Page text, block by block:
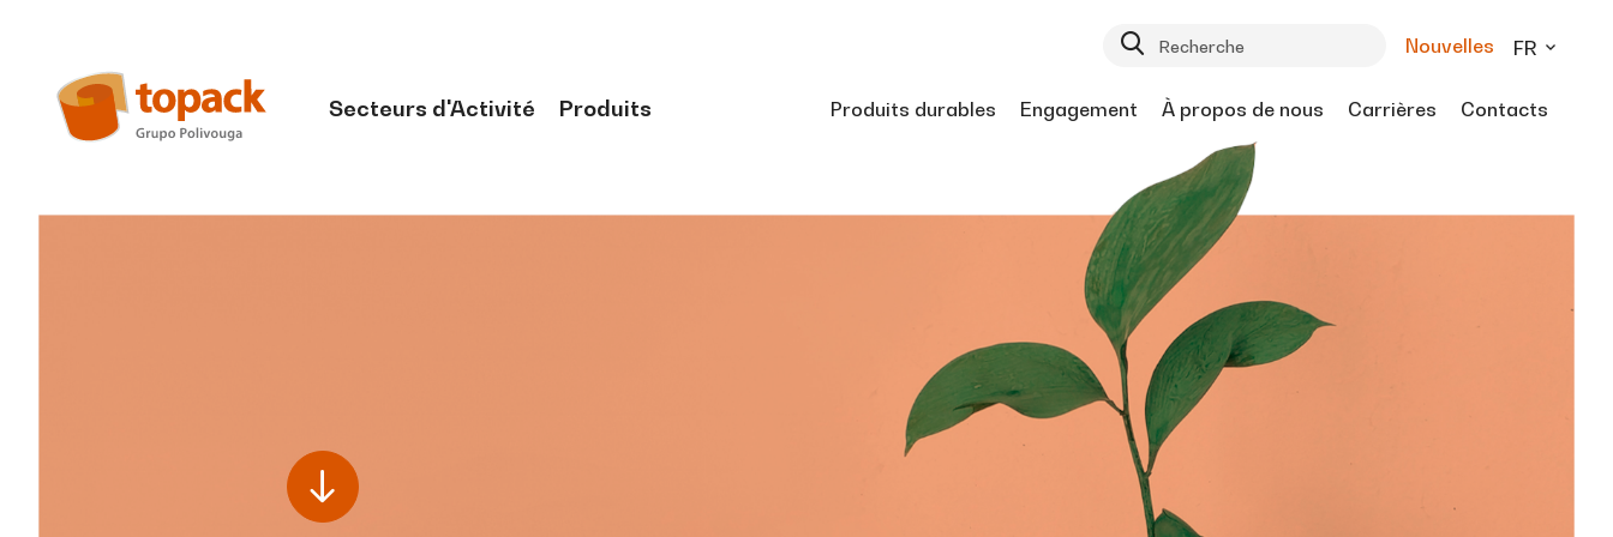
Nouvelles FR
Secteurs d'Activité Produits Produits durables Engagement À propos de nous Carrières Contacts